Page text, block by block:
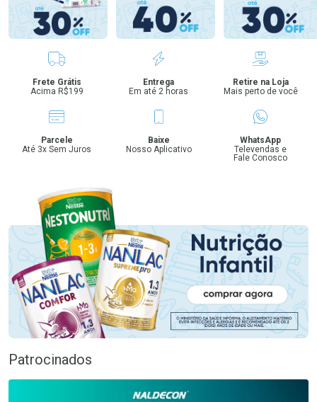
Benefícios
Frete Grátis
Acima R$199
Entrega
Em até 2 horas
Retire na Loja
Mais perto de você
Parcele
Até 3x Sem Juros
Baixe
Nosso Aplicativo
WhatsApp
Televendas e
Fale Conosco
Patrocinados